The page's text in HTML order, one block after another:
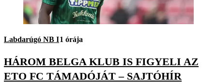
Labdarúgó NB I1 órája
HÁROM BELGA KLUB IS FIGYELI AZ
ETO FC TÁMADÓJÁT – SAJTÓHÍR